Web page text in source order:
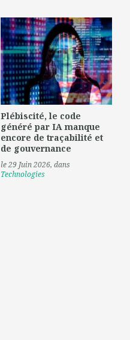
Plébiscité, le code
généré par IA manque
encore de traçabilité et
de gouvernance
le 29 Juin 2026, dans
Technologies